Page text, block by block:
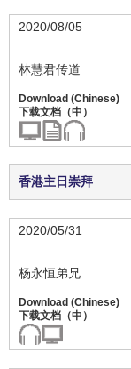
2020/08/05
林慧君传道
香港主日崇拜
2020/05/31
杨永恒弟兄